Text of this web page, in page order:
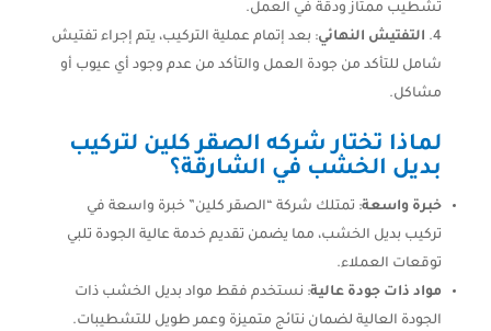
تشطيب ممتاز ودقة في العمل.
التفتيش النهائي: بعد إتمام عملية التركيب، يتم إجراء تفتيش
شامل للتأكد من جودة العمل والتأكد من عدم وجود أي عيوب أو
مشاكل.
لماذا تختار شركه الصقر كلين لتركيب
بديل الخشب في الشارقة؟
خبرة واسعة: تمتلك شركة “الصقر كلين” خبرة واسعة في
تركيب بديل الخشب، مما يضمن تقديم خدمة عالية الجودة تلبي
توقعات العملاء.
مواد ذات جودة عالية: نستخدم فقط مواد بديل الخشب ذات
الجودة العالية لضمان نتائج متميزة وعمر طويل للتشطيبات.